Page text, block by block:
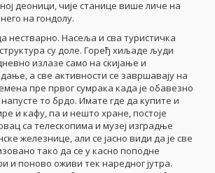
деоници, чије станице више личе на
на гондолу.
нестварно. Насеља и сва туристичка
су доле. Гоређ хиљаде људи
излазе само на скијање и
а све активности се завршавају на
пре првог сумрака када је обавезно
то брдо. Имате где да купите и
и кафу, па и нешто хране, постоје
са телескопима и музеј изградње
железнице, али се јасно види да је све
тако да се у касно поподне
и поново оживи тек наредног јутра.